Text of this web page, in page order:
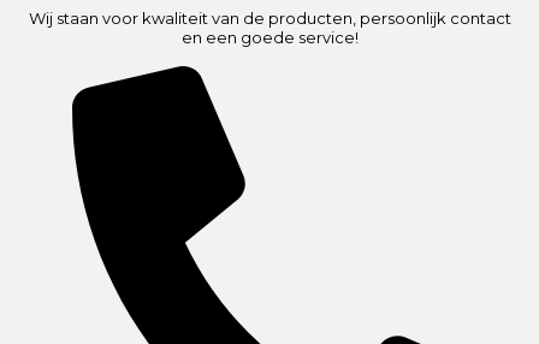
Wij staan voor kwaliteit van de producten, persoonlijk contact
en een goede service!